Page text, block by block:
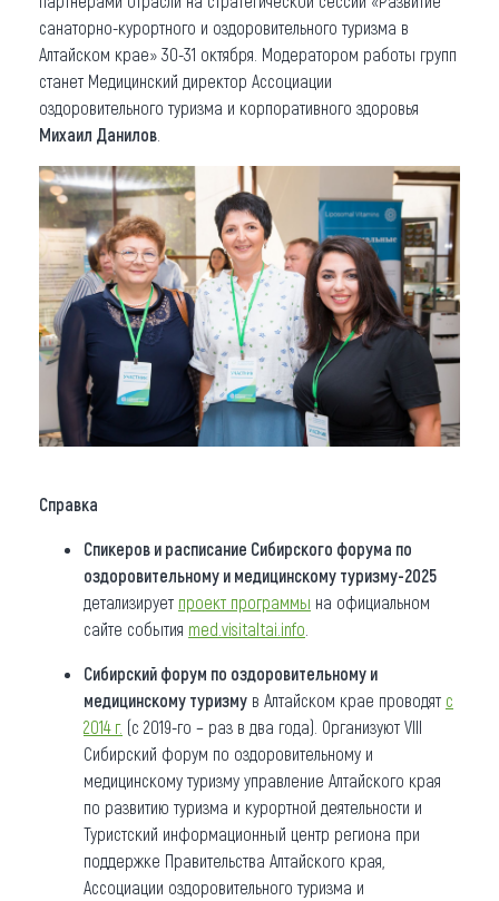
санаторно-курортного и оздоровительного туризма в
Алтайском крае» 30-31 октября. Модератором работы групп
станет Медицинский директор Ассоциации
оздоровительного туризма и корпоративного здоровья
Михаил Данилов
Справка
Спикеров и расписание Сибирского форума по
оздоровительному и медицинскому туризму-2025
детализирует проект программы на официальном
сайте события med.visitaltai.info
Сибирский форум по оздоровительному и
медицинскому туризму в Алтайском крае проводят с
2014 г. (с 2019-го – раз в два года). Организуют VIII
Сибирский форум по оздоровительному и
медицинскому туризму управление Алтайского края
по развитию туризма и курортной деятельности и
Туристский информационный центр региона при
поддержке Правительства Алтайского края,
Ассоциации оздоровительного туризма и